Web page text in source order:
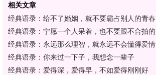
相关文章
经典语录：给不了婚姻，就不要霸占别人的青春
经典语录：宁愿一个人呆着，也不要跟不合拍的
经典语录：永远那么理智，就永远不会懂得爱情
经典语录：你来过一下子，我想念一辈子
经典语录：爱得深，爱得早，不如爱得刚刚好